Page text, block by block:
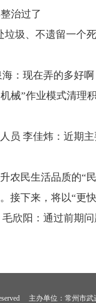
治过了
垃圾、不遗留一个
：现在弄的多好
械”作业模式清理
员 李佳炜：近期
农民生活品质的“
接下来，将以“更
欣阳：通过前期
主办单位：常州